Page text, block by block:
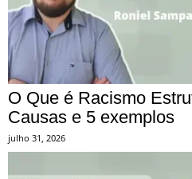
O Que é Racismo
Causas e 5 exemplos
julho 31, 2026